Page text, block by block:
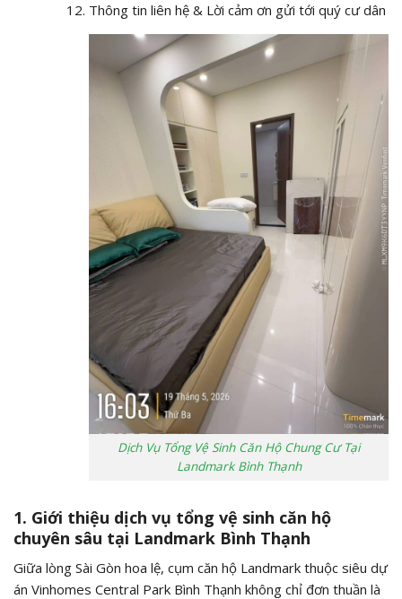
Thông tin liên hệ & Lời cảm ơn gửi tới quý cư dân
Dịch Vụ Tổng Vệ Sinh Căn Hộ Chung Cư Tại
Landmark Bình Thạnh
1. Giới thiệu dịch vụ tổng vệ sinh căn hộ
chuyên sâu tại Landmark Bình Thạnh
Giữa lòng Sài Gòn hoa lệ, cụm căn hộ Landmark thuộc siêu dự
án Vinhomes Central Park Bình Thạnh không chỉ đơn thuần là